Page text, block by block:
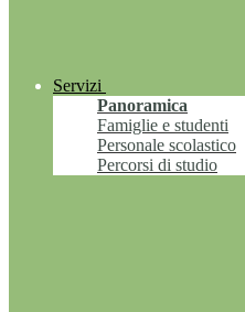
Servizi
Panoramica
Famiglie e studenti
Personale scolastico
Percorsi di studio